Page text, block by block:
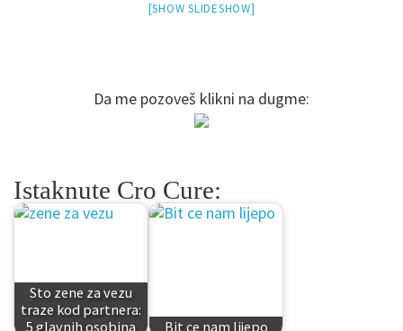
[SHOW SLIDESHOW]
Da me pozoveš klikni na dugme:
Istaknute Cro Cure:
Sto zene za vezu
traze kod partnera:
5 glavnih osobina
Bit ce nam lijepo